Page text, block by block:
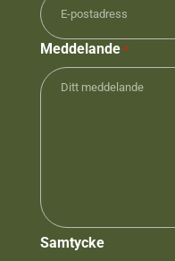
Meddelande *
Samtycke